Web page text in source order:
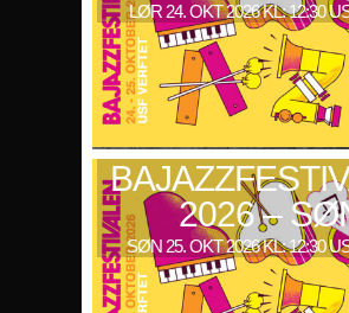
LØR 24. OKT 2026 KL: 12:30
2026 –
SØN 25. OKT 2026 KL: 12:30